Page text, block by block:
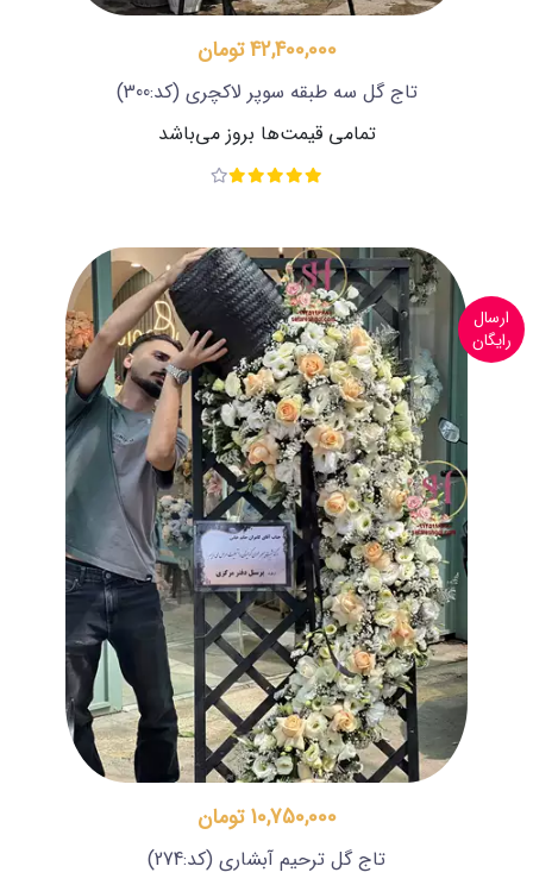
42,400,000 تومان
تاج گل سه طبقه سوپر لاکچری (کد:300)
تمامی قیمت‌ها بروز می‌باشد
ارسال
رایگان
10,750,000 تومان
تاج گل ترحیم آبشاری (کد:274)